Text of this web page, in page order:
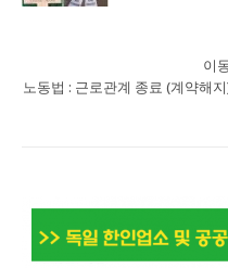
이
노동법 : 근로관계 종료 (계약해